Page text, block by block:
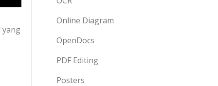
yang
Online Diagram
OpenDocs
PDF Editing
Posters